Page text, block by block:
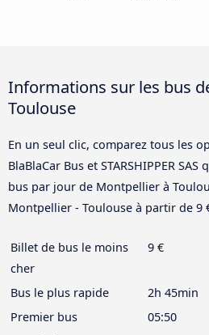
Informations sur les bus
Toulouse
En un seul clic, comparez tous les
BlaBlaCar Bus et STARSHIPPER
bus par jour de Montpellier à
Montpellier - Toulouse à partir de 9
Billet de bus le moins
cher
9 €
Bus le plus rapide
2h 45min
Premier bus
05:50